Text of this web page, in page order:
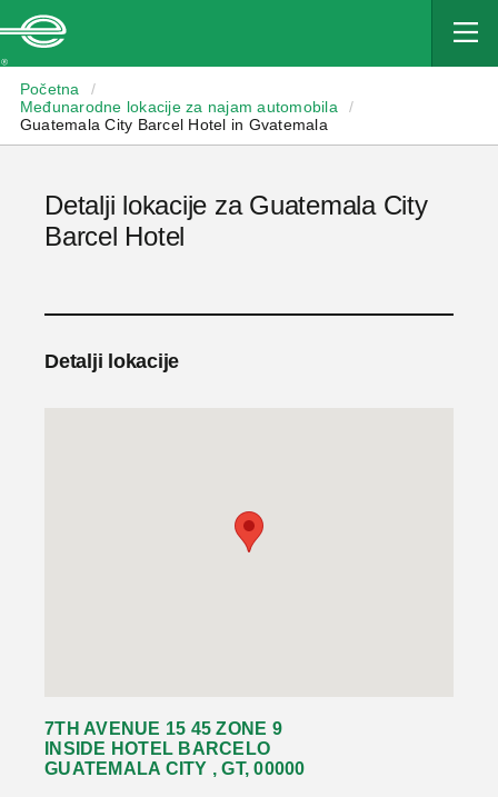
Početna
/
Međunarodne lokacije za najam automobila
/
Guatemala City Barcel Hotel in Gvatemala
Detalji lokacije za Guatemala City
Barcel Hotel
Detalji lokacije
7TH AVENUE 15 45 ZONE 9
INSIDE HOTEL BARCELO
GUATEMALA CITY , GT, 00000